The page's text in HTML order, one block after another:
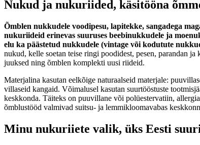
Nukud ja nukuriided, käsitööna
Õmblen nukkudele voodipesu, lapitekke, sangadega
nukuriideid erinevas suuruses beebinukkudele ja
elu ka päästetud nukkudele (vintage või kodutute
nukud, kelle soetan teise ringi poodidest, pesen, parandan ja
juuksed ning õmblen komplekti uusi riideid.
Materjalina kasutan eelkõige naturaalseid materjale:
villaseid kangaid. Võimalusel kasutan suurtööstuste
keskkonda. Täiteks on puuvillane või polüestervatiin,
õmblustööd valmivad suitsu- ja lemmikloomavabas
Minu nukuriiete valik, üks Eesti